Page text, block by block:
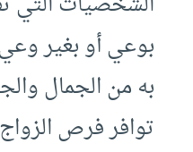
بوعي أو بغير
به من الجمال
توافر فرص